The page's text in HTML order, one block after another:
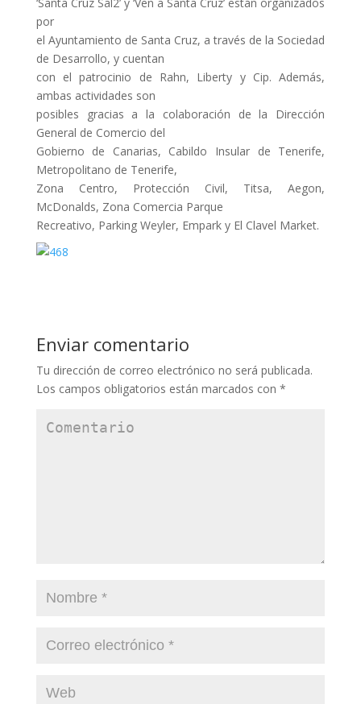
por
el Ayuntamiento de Santa Cruz, a través de la Sociedad
de Desarrollo, y cuentan
con el patrocinio de Rahn, Liberty y Cip. Además,
ambas actividades son
posibles gracias a la colaboración de la Dirección
General de Comercio del
Gobierno de Canarias, Cabildo Insular de Tenerife,
Metropolitano de Tenerife,
Zona Centro, Protección Civil, Titsa, Aegon,
McDonalds, Zona Comercia Parque
Recreativo, Parking Weyler, Empark y El Clavel Market.
Enviar comentario
Tu dirección de correo electrónico no será publicada.
Los campos obligatorios están marcados con *